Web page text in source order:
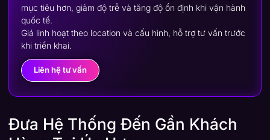
quốc tế.
Giá linh hoạt theo location và cấu hình, hỗ trợ tư vấn trước
khi triển khai.
Liên hệ tư vấn
Đưa Hệ Thống Đến Gần Khách
Hàng Tại Úc Hơn